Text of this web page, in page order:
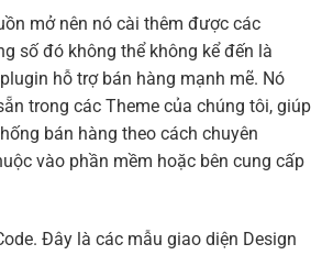
mở nên nó cài thêm được các
số đó không thể không kể đến là
hỗ trợ bán hàng mạnh mẽ. Nó
trong các Theme của chúng tôi, giúp
bán hàng theo cách chuyên
vào phần mềm hoặc bên cung cấp
Đây là các mẫu giao diện Design